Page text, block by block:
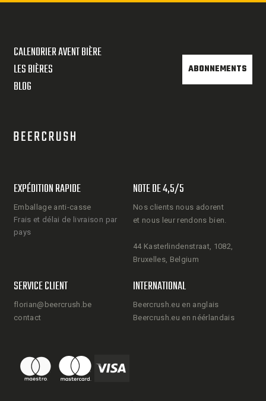
CALENDRIER AVENT BIÈRE
LES BIÈRES
BLOG
ABONNEMENTS
EXPÉDITION RAPIDE
Emballage anti-casse
Frais et délai de livraison par
pays
NOTE DE 4,5/5
Nos clients nous adorent
et nous leur rendons bien.
44 Kasterlindenstraat, 1082,
Bruxelles, Belgium
SERVICE CLIENT
florian@beercrush.be
contact
INTERNATIONAL
Beercrush.eu en anglais
Beercrush.eu en néérlandais